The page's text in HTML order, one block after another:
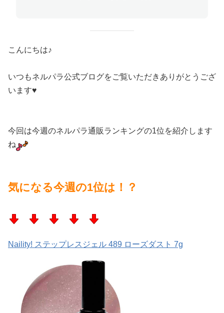
こんにちは♪
いつもネルパラ公式ブログをご覧いただきありがとうござ
います♥
今回は今週のネルパラ通販ランキングの1位を紹介します
ね
気になる今週の1位は！？
Naility! ステップレスジェル 489 ローズダスト 7g